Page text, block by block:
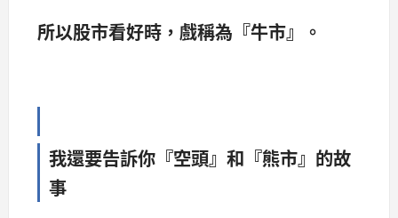
所以股市看好時，戲稱為『牛市』。
我還要告訴你『空頭』和『熊市』的故
事